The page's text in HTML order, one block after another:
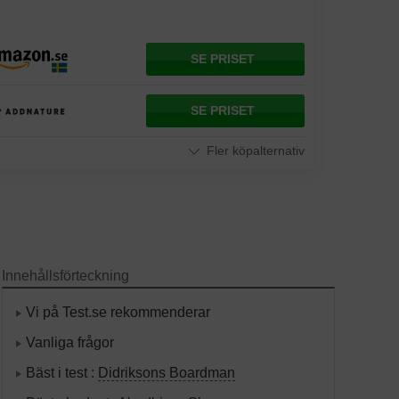
SE PRISET
SE PRISET
Fler köpalternativ
Innehållsförteckning
Vi på Test.se rekommenderar
Vanliga frågor
Bäst i test : Didriksons Boardman